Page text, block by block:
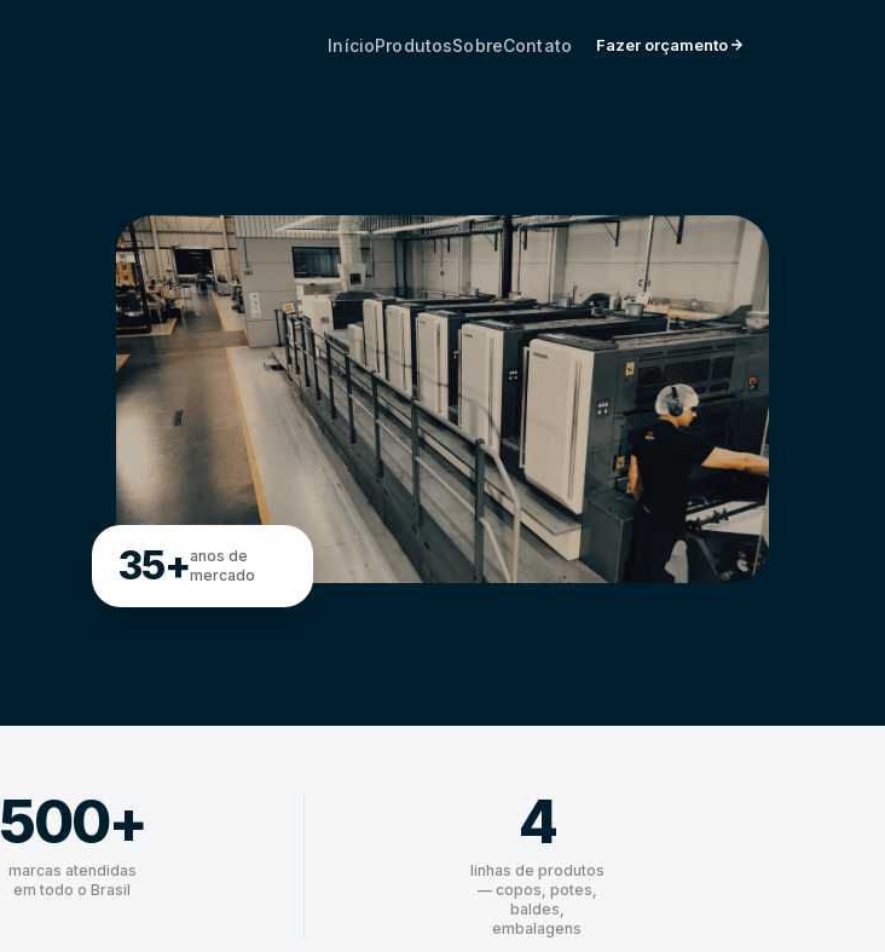
InícioProdutosSobreContato Fazer orçamento
35+anos de
mercado
500+
marcas atendidas
em todo o Brasil
4
linhas de produtos
— copos, potes,
baldes,
embalagens